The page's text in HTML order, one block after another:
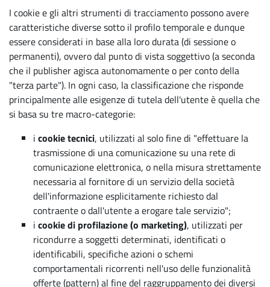
I cookie e gli altri strumenti di tracciamento possono avere
caratteristiche diverse sotto il profilo temporale e dunque
essere considerati in base alla loro durata (di sessione o
permanenti), ovvero dal punto di vista soggettivo (a seconda
che il publisher agisca autonomamente o per conto della
"terza parte"). In ogni caso, la classificazione che risponde
principalmente alle esigenze di tutela dell'utente è quella che
si basa su tre macro-categorie:
i cookie tecnici, utilizzati al solo fine di "effettuare la
trasmissione di una comunicazione su una rete di
comunicazione elettronica, o nella misura strettamente
necessaria al fornitore di un servizio della società
dell'informazione esplicitamente richiesto dal
contraente o dall'utente a erogare tale servizio";
i cookie di profilazione (o marketing), utilizzati per
ricondurre a soggetti determinati, identificati o
identificabili, specifiche azioni o schemi
comportamentali ricorrenti nell'uso delle funzionalità
offerte (pattern) al fine del raggruppamento dei diversi